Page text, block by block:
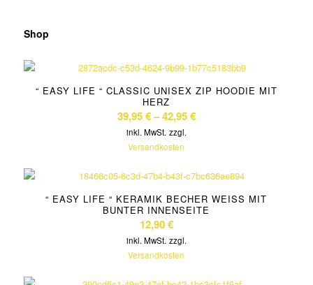
Shop
“ EASY LIFE “ CLASSIC UNISEX ZIP HOODIE MIT
HERZ
39,95€–42,95€
inkl. MwSt. zzgl.
Versandkosten
“ EASY LIFE “ KERAMIK BECHER WEISS MIT B
UNTER INNENSEITE
12,90€
inkl. MwSt. zzgl.
Versandkosten